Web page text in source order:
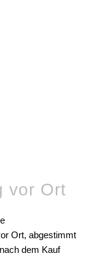
vor Ort
Ort, abgestimmt
dem Kauf